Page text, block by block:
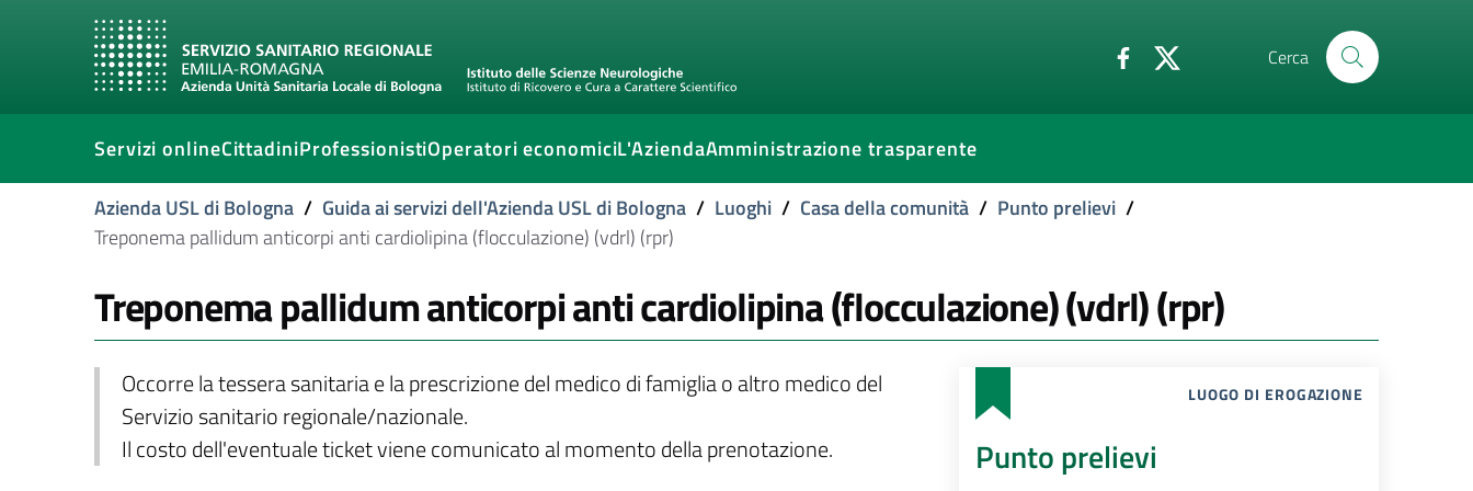
Cerca
Servizi onlineCittadiniProfessionistiOperatori economiciL'AziendaAmministrazione trasparente
Azienda USL di Bologna / Guida ai servizi dell'Azienda USL di Bologna / Luoghi / Casa della comunità / Punto prelievi /
Treponema pallidum anticorpi anti cardiolipina (flocculazione) (vdrl) (rpr)
Treponema pallidum anticorpi anti cardiolipina (flocculazione) (vdrl) (rpr)
Occorre la tessera sanitaria e la prescrizione del medico di famiglia o altro medico del
Servizio sanitario regionale/nazionale.
Il costo dell'eventuale ticket viene comunicato al momento della prenotazione.
LUOGO DI EROGAZIONE
Punto prelievi